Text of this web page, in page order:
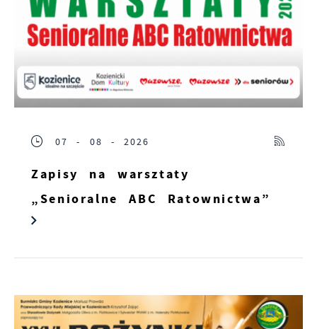
07 - 08 - 2026
Zapisy na warsztaty
„Senioralne ABC Ratownictwa”